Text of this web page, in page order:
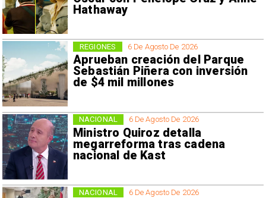
Hathaway
6 De Agosto De 2026
Aprueban creación del Parque
Sebastián Piñera con inversión
de $4 mil millones
REGIONES
6 De Agosto De 2026
Ministro Quiroz detalla
megarreforma tras cadena
nacional de Kast
NACIONAL
6 De Agosto De 2026
NACIONAL